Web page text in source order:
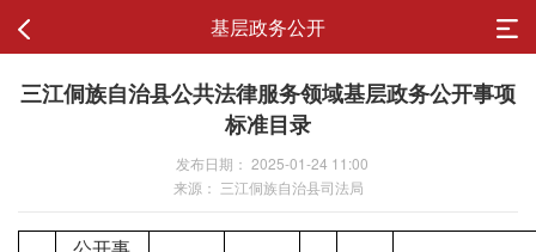
基层政务公开
三江侗族自治县公共法律服务领域基层政务公开事项
标准目录
发布日期： 2025-01-24 11:00
来源： 三江侗族自治县司法局